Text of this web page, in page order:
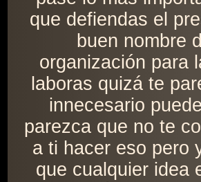
que defiendas el
buen nombre
organización para
laboras quizá te
innecesario
parezca que no te
a ti hacer eso pero
que cualquier idea